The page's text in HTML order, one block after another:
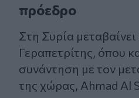
πρόεδρο
Στη Συρία
Γεραπετρίτης, όπου
συνάντηση με τον
της χώρας, Ahmad Αl